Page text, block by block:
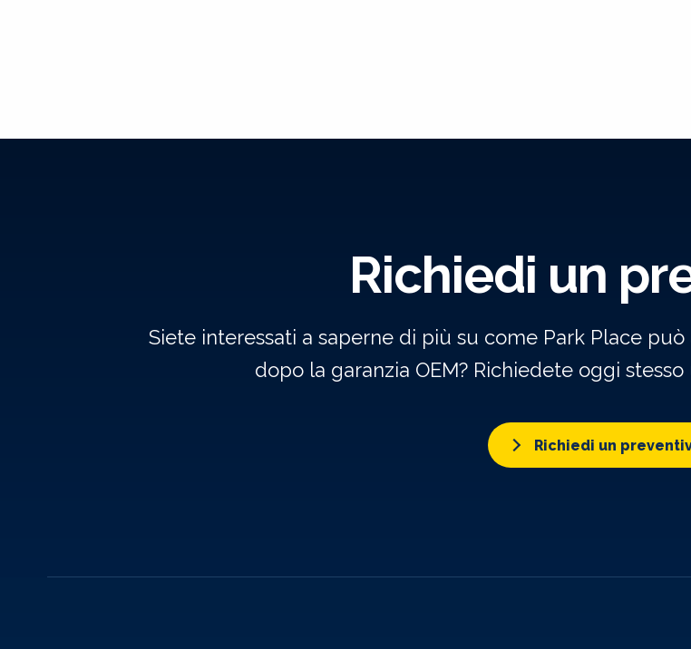
Richiedi un
Siete interessati a saperne di più su come Park Place
dopo la garanzia OEM? Richiedete oggi
Richiedi un